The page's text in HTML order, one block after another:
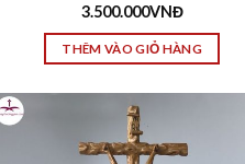
3.500.000VNĐ
THÊM VÀO GIỎ HÀNG